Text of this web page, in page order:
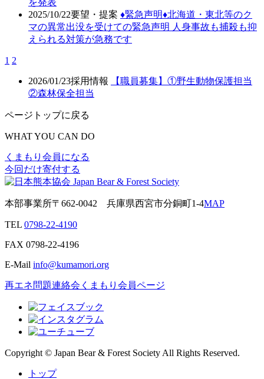
2025/10/22要望・提案 ♦️緊急声明♦️北海道・東北等のク
マの異常出没を受けての緊急声明 人身事故も捕殺も抑
えられる対策が急務です
1 2
2026/01/23採用情報
【職員募集】①野生動物保護担当
②森林保全担当
ページトップに戻る
WHAT YOU CAN DO
くまもり会員になる
今回だけ寄付する
本部事業所〒662-0042 兵庫県西宮市分銅町1-4MAP
TEL 0798-22-4190
FAX 0798-22-4196
E-Mail info@kumamori.org
再エネ問題連絡会 くまもり会員ページ
Copyright © Japan Bear & Forest Society All Rights Reserved.
トップ